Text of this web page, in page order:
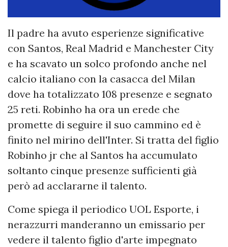
Il padre ha avuto esperienze significative
con Santos, Real Madrid e Manchester City
e ha scavato un solco profondo anche nel
calcio italiano con la casacca del Milan
dove ha totalizzato 108 presenze e segnato
25 reti. Robinho ha ora un erede che
promette di seguire il suo cammino ed è
finito nel mirino dell'Inter. Si tratta del figlio
Robinho jr che al Santos ha accumulato
soltanto cinque presenze sufficienti già
però ad acclararne il talento.
Come spiega il periodico UOL Esporte, i
nerazzurri manderanno un emissario per
vedere il talento figlio d'arte impegnato